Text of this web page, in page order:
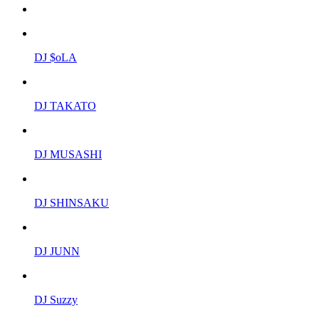
DJ $oLA
DJ TAKATO
DJ MUSASHI
DJ SHINSAKU
DJ JUNN
DJ Suzzy